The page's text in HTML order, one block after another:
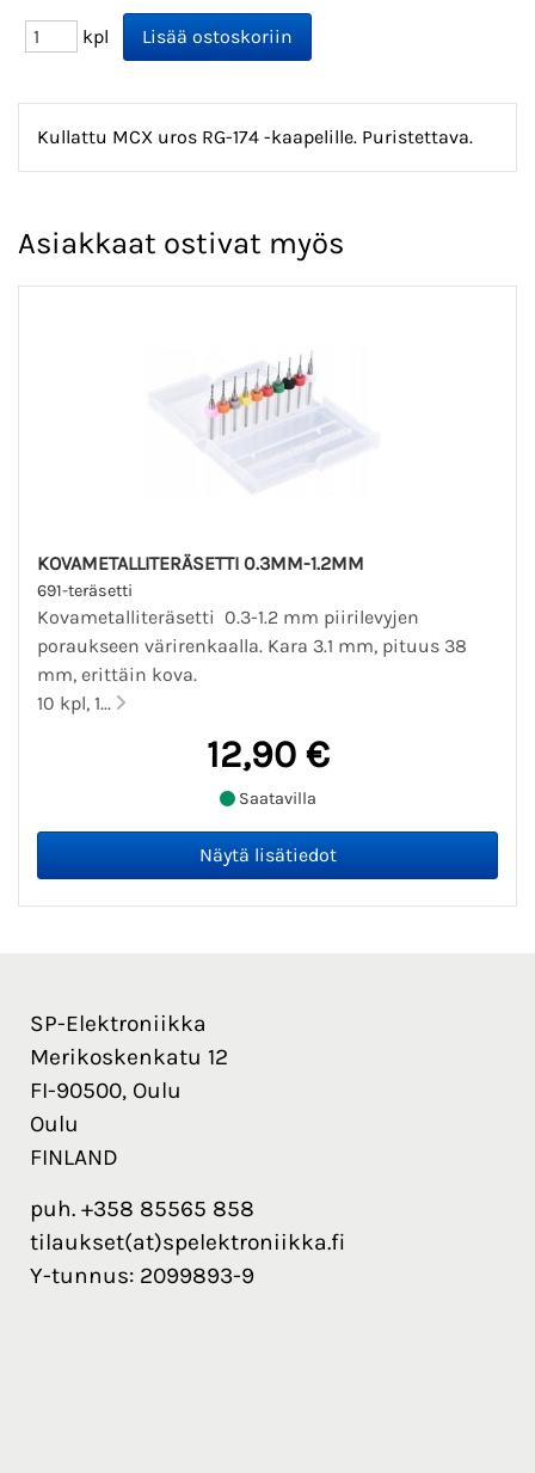
kpl
Kullattu MCX uros RG-174 -kaapelille. Puristettava.
Asiakkaat ostivat myös
KOVAMETALLITERÄSETTI 0.3MM-1.2MM
691-teräsetti
Kovametalliteräsetti 0.3-1.2 mm piirilevyjen
poraukseen värirenkaalla. Kara 3.1 mm, pituus 38
mm, erittäin kova.
10 kpl, 1...
12,90 €
Saatavilla
SP-Elektroniikka
Merikoskenkatu 12
FI-90500, Oulu
Oulu
FINLAND
puh. +358 85565 858
tilaukset(at)spelektroniikka.fi
Y-tunnus: 2099893-9